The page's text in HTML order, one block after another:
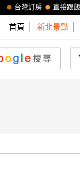
直接跟
台灣訂房
首頁 新北景點